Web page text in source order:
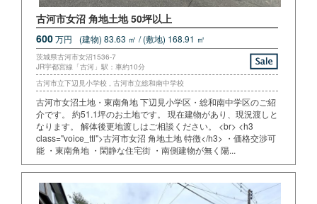
古河市女沼 角地土地 50坪以上
600万円 (建物) 83.63 ㎡ / (敷地) 168.91 ㎡
茨城県古河市女沼1536-7
JR宇都宮線「古河」駅：車約10分
古河市立下辺見小学校 , 古河市立総和南中学校
古河市女沼土地・東南角地 下辺見小学区・総和南中学区のご紹
介です。 約51.1坪のお土地です。 現在建物があり、現況渡しと
なります。 解体後更地渡しはご相談ください。 <br> <h3
class="voice_ttl">古河市女沼 角地土地 特徴</h3> ・価格交渉可
能 ・東南角地 ・閑静な住宅街 ・南側建物が無く陽...